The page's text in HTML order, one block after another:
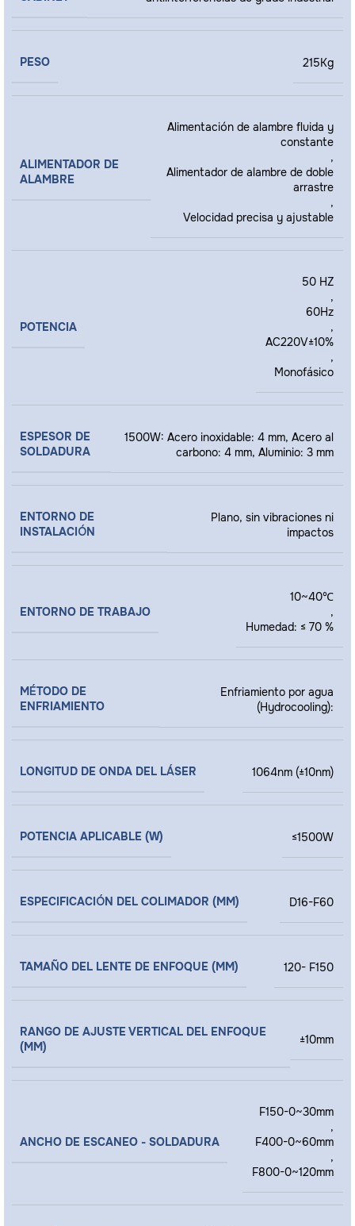
PESO 215Kg
ALIMENTADOR DE
ALAMBRE
Alimentación de alambre fluida y
constante
,
Alimentador de alambre de doble
arrastre
,
Velocidad precisa y ajustable
POTENCIA
50 HZ
,
60Hz
,
AC220V±10%
,
Monofásico
ESPESOR DE
SOLDADURA
1500W: Acero inoxidable: 4 mm, Acero al
carbono: 4 mm, Aluminio: 3 mm
ENTORNO DE
INSTALACIÓN
Plano, sin vibraciones ni
impactos
ENTORNO DE TRABAJO
10~40℃
,
Humedad: ≤ 70 %
MÉTODO DE
ENFRIAMIENTO
Enfriamiento por agua
(Hydrocooling):
LONGITUD DE ONDA DEL LÁSER 1064nm (±10nm)
POTENCIA APLICABLE (W) ≤1500W
ESPECIFICACIÓN DEL COLIMADOR (MM) D16-F60
TAMAÑO DEL LENTE DE ENFOQUE (MM) 120- F150
RANGO DE AJUSTE VERTICAL DEL ENFOQUE
(MM)
±10mm
ANCHO DE ESCANEO - SOLDADURA
F150-0~30mm
,
F400-0~60mm
,
F800-0~120mm